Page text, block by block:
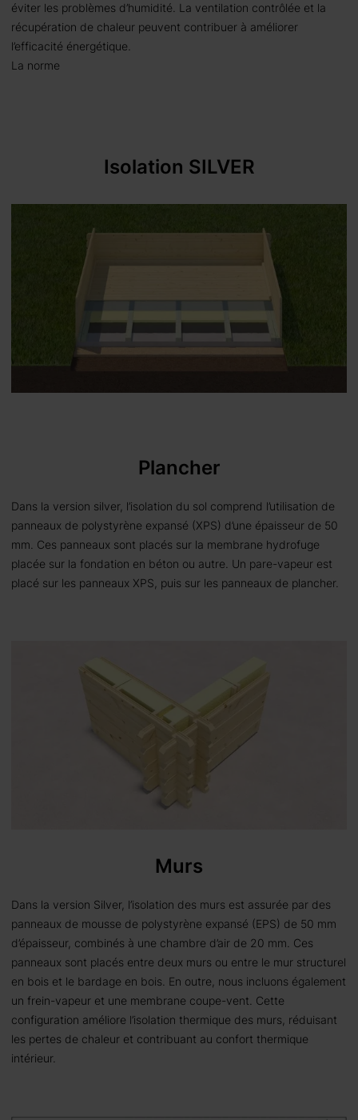
éviter les problèmes d’humidité. La ventilation contrôlée et la
récupération de chaleur peuvent contribuer à améliorer
l’efficacité énergétique.
La norme
Isolation SILVER
Plancher
Dans la version silver, l’isolation du sol comprend l’utilisation de
panneaux de polystyrène expansé (XPS) d’une épaisseur de 50
mm. Ces panneaux sont placés sur la membrane hydrofuge
placée sur la fondation en béton ou autre. Un pare-vapeur est
placé sur les panneaux XPS, puis sur les panneaux de plancher.
Murs
Dans la version Silver, l’isolation des murs est assurée par des
panneaux de mousse de polystyrène expansé (EPS) de 50 mm
d’épaisseur, combinés à une chambre d’air de 20 mm. Ces
panneaux sont placés entre deux murs ou entre le mur structurel
en bois et le bardage en bois. En outre, nous incluons également
un frein-vapeur et une membrane coupe-vent. Cette
configuration améliore l’isolation thermique des murs, réduisant
les pertes de chaleur et contribuant au confort thermique
intérieur.